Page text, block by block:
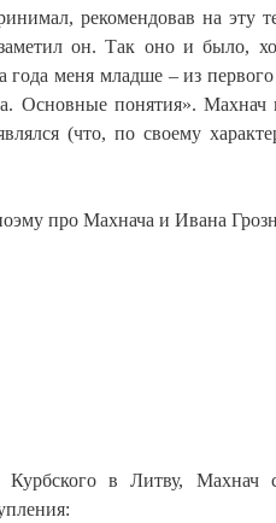
рекомендовав на эту
он. Так оно и было,
меня младше – из
Основные понятия».
(что, по своему
про Махнача и Ивана
в Литву, Махнач